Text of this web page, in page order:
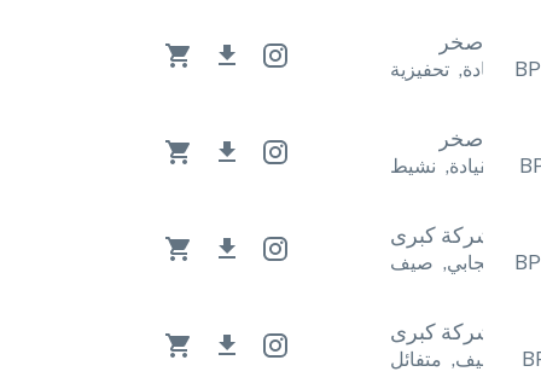
صخر
القيادة, تحفيزية
صخر
القيادة, نشيط
شركة كبرى
إيجابي, صيف
شركة كبرى
صيف, متفائل